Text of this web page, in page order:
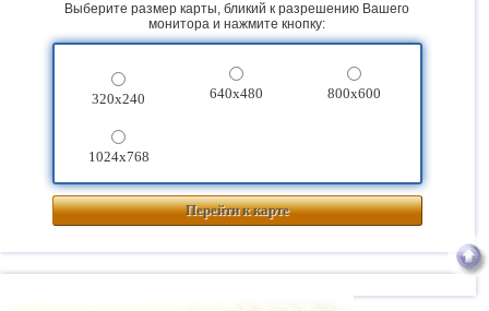
Выберите размер карты, бликий к разрешению Вашего
монитора и нажмите кнопку:
320x240 640x480 800x600
1024x768
Перейти к карте